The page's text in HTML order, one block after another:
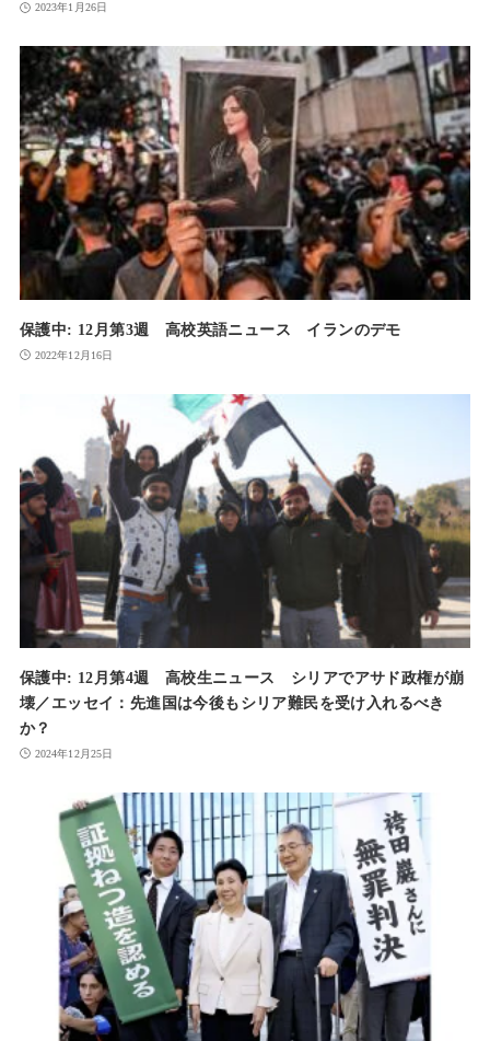
2023年1月26日
保護中: 12月第3週 高校英語ニュース イランのデモ
2022年12月16日
保護中: 12月第4週 高校生ニュース シリアでアサド政権が崩
壊／エッセイ：先進国は今後もシリア難民を受け入れるべき
か？
2024年12月25日